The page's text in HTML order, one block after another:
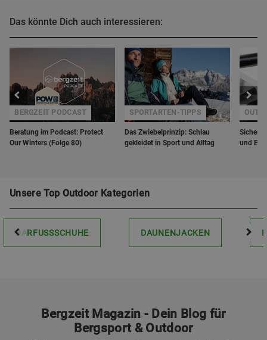
Das könnte Dich auch interessieren:
Beratung im Podcast: Protect
Our Winters (Folge 80)
BERGZEIT PODCAST
Das Zwiebelprinzip: Schlau
gekleidet in Sport und Alltag
SPORTARTEN-TIPPS
und
Unsere Top Outdoor Kategorien
BARFUSSSCHUHE DAUNENJACKEN
Bergzeit Magazin - Dein Blog für
Bergsport & Outdoor